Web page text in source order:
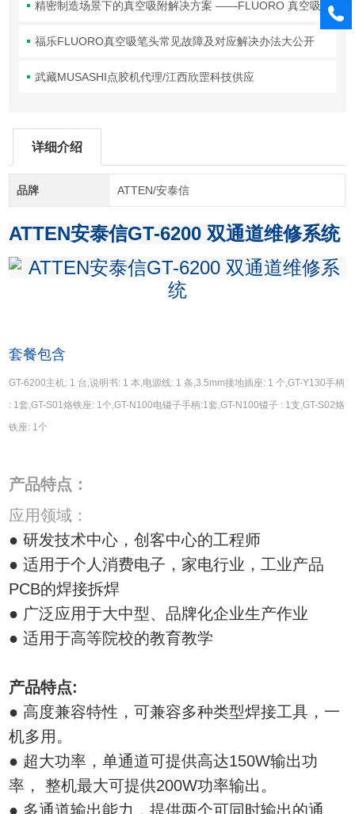
精密制造场景下的真空吸附解决方案 ——FLUORO 真空吸笔头技术解析
福乐FLUORO真空吸笔头常见故障及对应解决办法大公开
武藏MUSASHI点胶机代理/江西欣罡科技供应
详细介绍
品牌 ATTEN/安泰信
ATTEN安泰信GT-6200 双通道维修系统
套餐包含
GT-6200主机: 1 台,说明书: 1 本,电源线: 1 条,3.5mm接地插座: 1 个,GT-Y130手柄
: 1套,GT-S01烙铁座: 1个,GT-N100电镊子手柄:1套,GT-N100镊子 : 1支,GT-S02烙
铁座: 1个
产品特点：
应用领域：
● 研发技术中心，创客中心的工程师
● 适用于个人消费电子，家电行业，工业产品
PCB的焊接拆焊
● 广泛应用于大中型、品牌化企业生产作业
● 适用于高等院校的教育教学
产品特点:
● 高度兼容特性，可兼容多种类型焊接工具，一
机多用。
● 超大功率，单通道可提供高达150W输出功
率， 整机最大可提供200W功率输出。
● 多通道输出能力，提供两个可同时输出的通